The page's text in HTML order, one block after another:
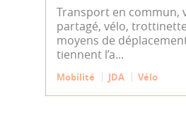
Transport en commun,
partagé, vélo,
moyens de
tiennent l’a...
Mobilité JDA Vélo